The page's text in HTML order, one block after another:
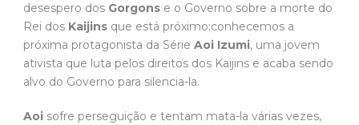
desespero dos Gorgons e o Governo sobre a morte do
Rei dos Kaijins que está próximo;conhecemos a
próxima protagonista da Série Aoi Izumi, uma jovem
ativista que luta pelos direitos dos Kaijins e acaba sendo
alvo do Governo para silencia-la.
Aoi sofre perseguição e tentam mata-la várias vezes,